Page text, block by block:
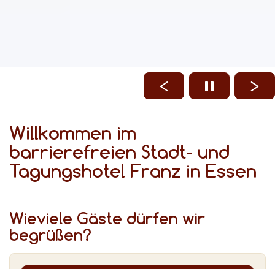
Willkommen im
barrierefreien Stadt- und
Tagungshotel Franz in Essen
Wieviele Gäste dürfen wir
begrüßen?